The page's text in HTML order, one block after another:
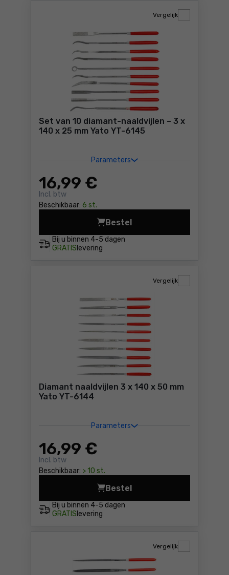
Set van 10 diamant-naaldvijlen – 3 x
140 x 25 mm Yato YT-6145
Parameters
16,99 €
Incl. btw
Beschikbaar: 6 st.
Vergelijk
Bij u binnen 4-5 dagen
GRATIS levering
Bestel
Set van 10 diamant-
Diamant naaldvijlen 3 x 140 x 50 mm
Yato YT-6144
Parameters
16,99 €
Incl. btw
Beschikbaar: > 10 st.
Vergelijk
Bij u binnen 4-5 dagen
GRATIS levering
Bestel
Diamant naaldvijlen 3 x
Vergelijk